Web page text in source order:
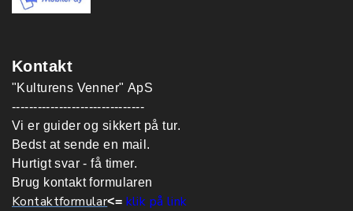
Kontakt
"Kulturens Venner" ApS
-------------------------------
Vi er guider og sikkert på tur.
Bedst at sende en mail.
Hurtigt svar - få timer.
Brug kontakt formularen
Kontaktformular<= klik på link